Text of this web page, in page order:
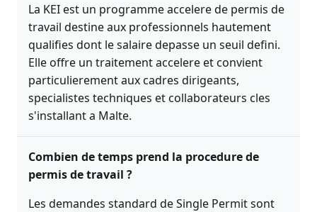
La KEI est un programme accelere de permis de
travail destine aux professionnels hautement
qualifies dont le salaire depasse un seuil defini.
Elle offre un traitement accelere et convient
particulierement aux cadres dirigeants,
specialistes techniques et collaborateurs cles
s'installant a Malte.
Combien de temps prend la procedure de
permis de travail ?
Les demandes standard de Single Permit sont